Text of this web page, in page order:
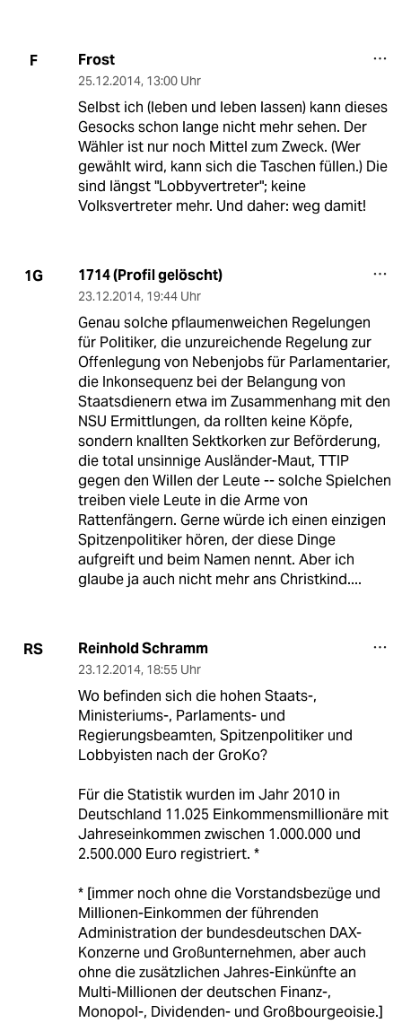
F Frost
25.12.2014, 13:00 Uhr
Selbst ich (leben und leben lassen) kann dieses
Gesocks schon lange nicht mehr sehen. Der
Wähler ist nur noch Mittel zum Zweck. (Wer
gewählt wird, kann sich die Taschen füllen.) Die
sind längst "Lobbyvertreter"; keine
Volksvertreter mehr. Und daher: weg damit!
1G 1714 (Profil gelöscht)
23.12.2014, 19:44 Uhr
Genau solche pflaumenweichen Regelungen
für Politiker, die unzureichende Regelung zur
Offenlegung von Nebenjobs für Parlamentarier,
die Inkonsequenz bei der Belangung von
Staatsdienern etwa im Zusammenhang mit den
NSU Ermittlungen, da rollten keine Köpfe,
sondern knallten Sektkorken zur Beförderung,
die total unsinnige Ausländer-Maut, TTIP
gegen den Willen der Leute -- solche Spielchen
treiben viele Leute in die Arme von
Rattenfängern. Gerne würde ich einen einzigen
Spitzenpolitiker hören, der diese Dinge
aufgreift und beim Namen nennt. Aber ich
glaube ja auch nicht mehr ans Christkind....
RS Reinhold Schramm
23.12.2014, 18:55 Uhr
Wo befinden sich die hohen Staats-,
Ministeriums-, Parlaments- und
Regierungsbeamten, Spitzenpolitiker und
Lobbyisten nach der GroKo?
Für die Statistik wurden im Jahr 2010 in
Deutschland 11.025 Einkommensmillionäre mit
Jahreseinkommen zwischen 1.000.000 und
2.500.000 Euro registriert. *
* [immer noch ohne die Vorstandsbezüge und
Millionen-Einkommen der führenden
Administration der bundesdeutschen DAX-
Konzerne und Großunternehmen, aber auch
ohne die zusätzlichen Jahres-Einkünfte an
Multi-Millionen der deutschen Finanz-,
Monopol-, Dividenden- und Großbourgeoisie.]